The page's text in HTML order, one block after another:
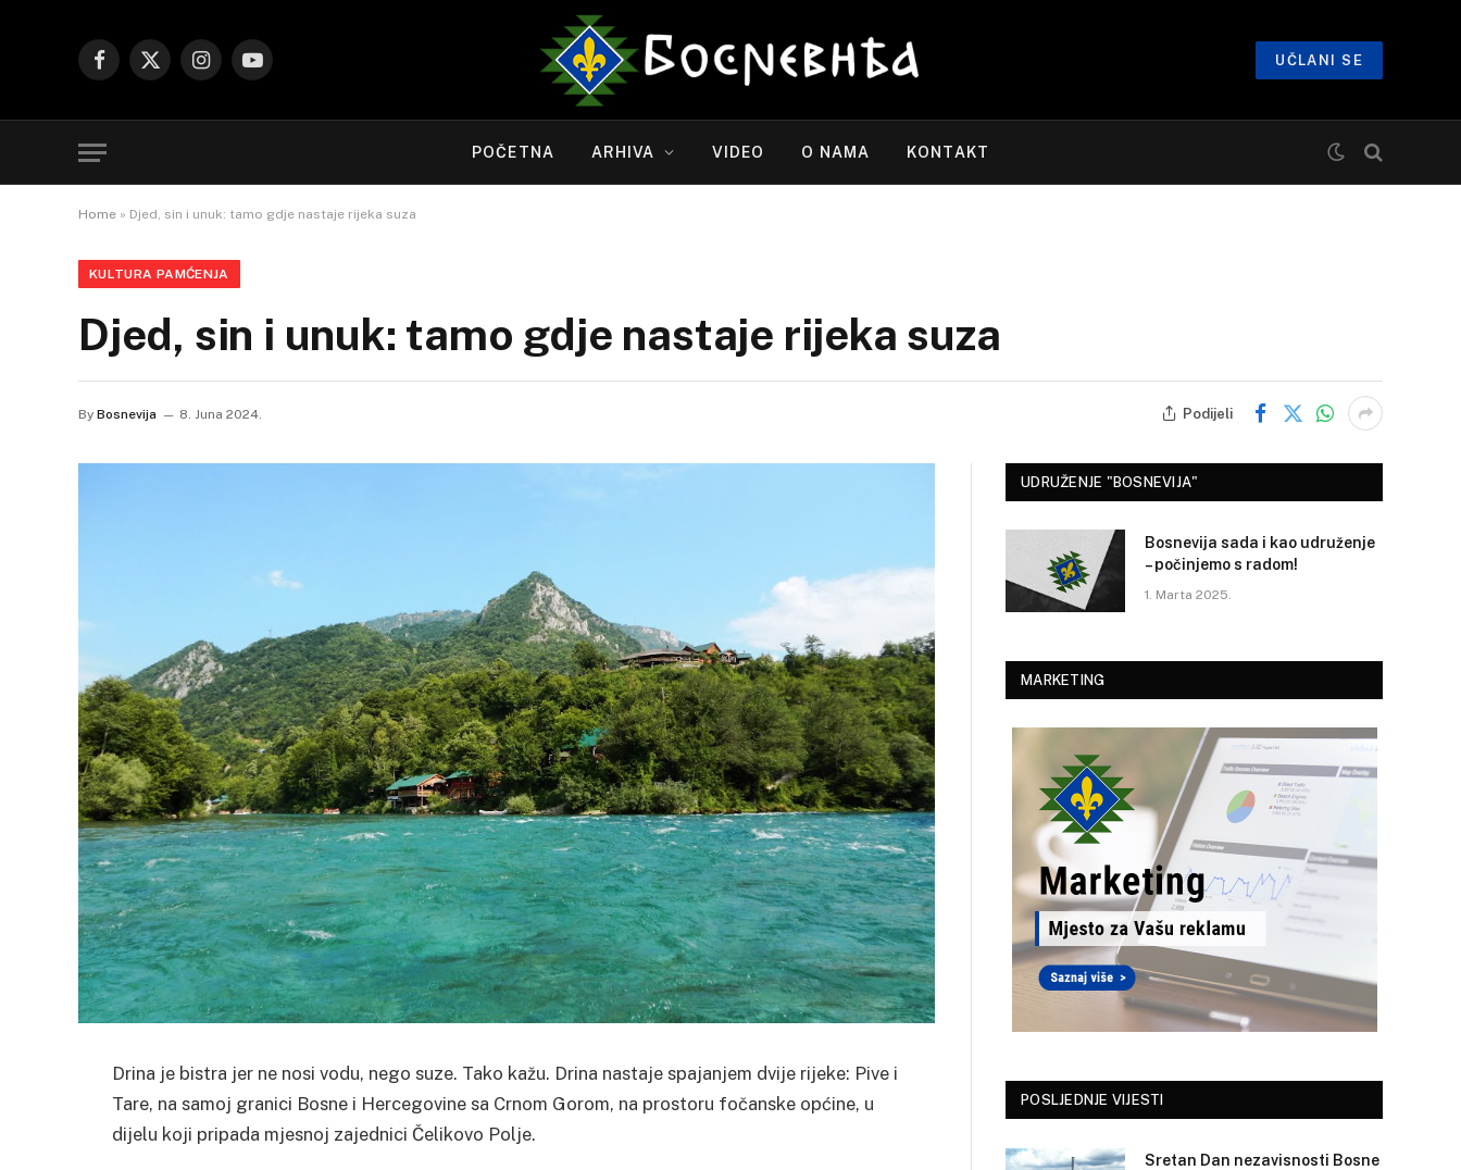
Facebook
X
InstagramYouTube
UČLANI SE
POČETNA ARHIVA VIDEO O NAMA KONTAKT
Home » Djed, sin i unuk: tamo gdje nastaje rijeka suza
KULTURA PAMĆENJA
Djed, sin i unuk: tamo gdje nastaje rijeka suza
By Bosnevija 8. Juna 2024. Podijeli
Drina je bistra jer ne nosi vodu, nego suze. Tako kažu. Drina nastaje spajanjem dvije rijeke: Pive i
Tare, na samoj granici Bosne i Hercegovine sa Crnom Gorom, na prostoru fočanske općine, u
dijelu koji pripada mjesnoj zajednici Čelikovo Polje.
UDRUŽENJE "BOSNEVIJA"
Bosnevija sada i kao udruženje
– počinjemo s radom!
1. Marta 2025.
MARKETING
POSLJEDNJE VIJESTI
Sretan Dan nezavisnosti Bosne